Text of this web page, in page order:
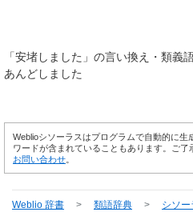
「安堵しました 」の言い換え・類義
あんどしました
Weblioシソーラスはプログラムで自動的に
ワードが含まれていることもあります。ご了
お問い合わせ
Weblio 辞書 > 類語辞典 > シソー